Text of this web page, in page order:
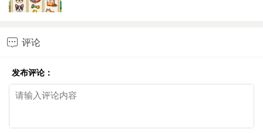
 评论
发布评论：